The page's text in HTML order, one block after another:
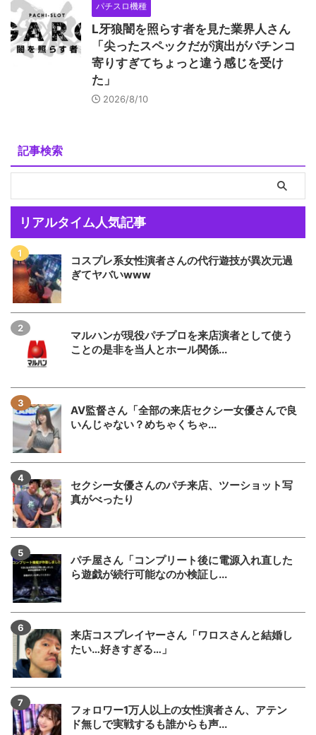
パチスロ機種
L牙狼闇を照らす者を見た業界人さん
「尖ったスペックだが演出がパチンコ
寄りすぎてちょっと違う感じを受け
た」
2026/8/10
記事検索
リアルタイム人気記事
コスプレ系女性演者さんの代行遊技が異次元過
ぎてヤバいwww
マルハンが現役パチプロを来店演者として使う
ことの是非を当人とホール関係...
AV監督さん「全部の来店セクシー女優さんで良
いんじゃない？めちゃくちゃ...
セクシー女優さんのパチ来店、ツーショット写
真がべったり
パチ屋さん「コンプリート後に電源入れ直した
ら遊戯が続行可能なのか検証し...
来店コスプレイヤーさん「ワロスさんと結婚し
たい…好きすぎる…」
フォロワー1万人以上の女性演者さん、アテン
ド無しで実戦するも誰からも声...